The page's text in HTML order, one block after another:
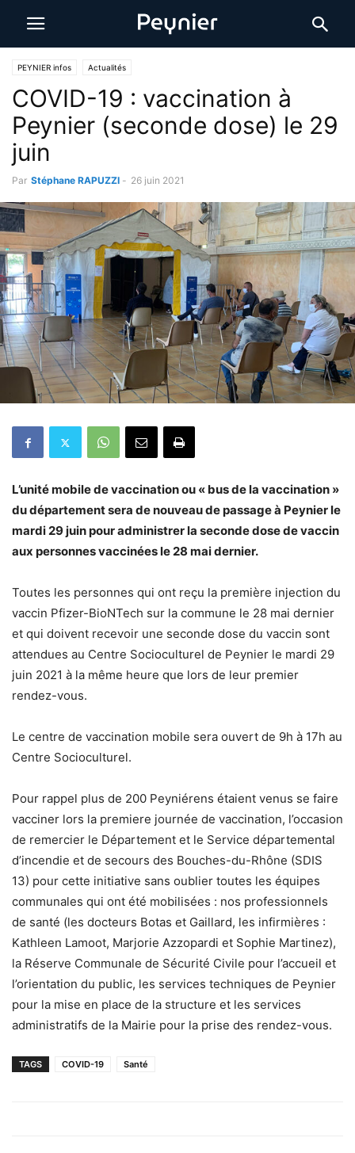
PEYNIER infos Actualités
COVID-19 : vaccination à
Peynier (seconde dose) le 29
juin
Par Stéphane RAPUZZI - 26 juin 2021
L’unité mobile de vaccination ou « bus de la vaccination »
du département sera de nouveau de passage à Peynier le
mardi 29 juin pour administrer la seconde dose de vaccin
aux personnes vaccinées le 28 mai dernier.
Toutes les personnes qui ont reçu la première injection du
vaccin Pfizer-BioNTech sur la commune le 28 mai dernier
et qui doivent recevoir une seconde dose du vaccin sont
attendues au Centre Socioculturel de Peynier le mardi 29
juin 2021 à la même heure que lors de leur premier
rendez-vous.
Le centre de vaccination mobile sera ouvert de 9h à 17h au
Centre Socioculturel.
Pour rappel plus de 200 Peyniérens étaient venus se faire
vacciner lors la premiere journée de vaccination, l’occasion
de remercier le Département et le Service départemental
d’incendie et de secours des Bouches-du-Rhône (SDIS
13) pour cette initiative sans oublier toutes les équipes
communales qui ont été mobilisées : nos professionnels
de santé (les docteurs Botas et Gaillard, les infirmières :
Kathleen Lamoot, Marjorie Azzopardi et Sophie Martinez),
la Réserve Communale de Sécurité Civile pour l’accueil et
l’orientation du public, les services techniques de Peynier
pour la mise en place de la structure et les services
administratifs de la Mairie pour la prise des rendez-vous.
TAGS COVID-19 Santé